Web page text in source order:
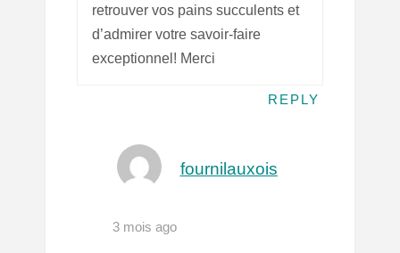
retrouver vos pains succulents et
d’admirer votre savoir-faire
exceptionnel! Merci
REPLY
fournilauxois
3 mois ago